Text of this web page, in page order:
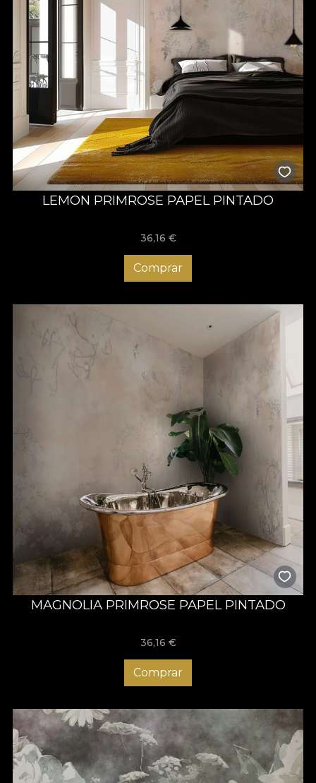
LEMON PRIMROSE PAPEL PINTADO
36,16 €
Comprar
MAGNOLIA PRIMROSE PAPEL PINTADO
36,16 €
Comprar